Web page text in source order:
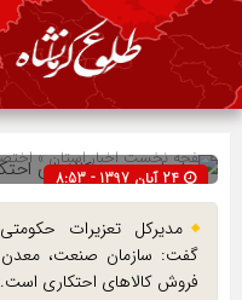
صفحه نخستاخبار استان»
24 آبان 1397 - 8:53
شناسه : 11403
مدیرکل تعزیرات
گفت: سازمان صنعت،
فروش کالاهای احتکاری است.